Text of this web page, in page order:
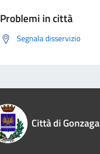
Problemi in città
Segnala disservizio
Città di Gonzaga